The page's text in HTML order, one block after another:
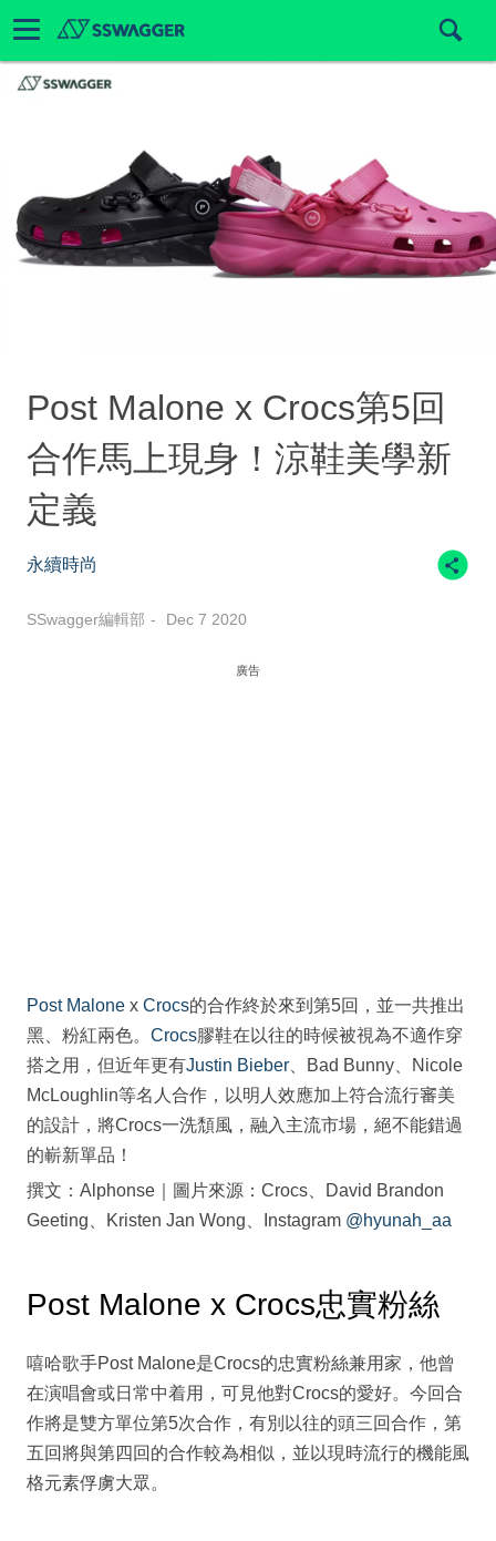
Post Malone x Crocs第5回
合作馬上現身！涼鞋美學新
定義
永續時尚
SSwagger編輯部 Dec 7 2020
廣告
Post Malone x Crocs的合作終於來到第5回，並一共推出
黑、粉紅兩色。 Crocs膠鞋在以往的時候被視為不適作穿
搭之用，但近年更有Justin Bieber 、Bad Bunny、Nicole
McLoughlin等名人合作，以明人效應加上符合流行審美
的設計，將Crocs一洗頹風，融入主流市場，絕不能錯過
的嶄新單品！
撰文：Alphonse｜圖片來源：Crocs、David Brandon
Geeting、Kristen Jan Wong、Instagram @hyunah_aa
Post Malone x Crocs忠實粉絲
嘻哈歌手Post Malone是Crocs的忠實粉絲兼用家，他曾
在演唱會或日常中着用，可見他對Crocs的愛好。今回合
作將是雙方單位第5次合作，有別以往的頭三回合作，第
五回將與第四回的合作較為相似，並以現時流行的機能風
格元素俘虜大眾。